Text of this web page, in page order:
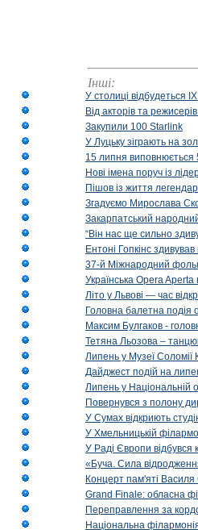
Інші:
У столиці відбудеться
Від акторів та
Закупили 100 Starlink
У Луцьку зіграють на
15 липня виповнюється
Нові імена поруч із
Пішов із життя
Згадуємо Мирослава
Закарпатський
“Він нас ще сильно
Ентоні Гопкінс
37-й Міжнародний
Українська Opera
Літо у Львові — час
Головна балетна подія
Максим Булгаков -
Тетяна Льозова –
Липень у Музеї Соломії
Дайджест подій на
Липень у Національній
Повернувся з полону
У Сумах відкриють
У Хмельницькій
У Раді Європи відбувся
«Буча. Сила
Концерт пам'яті
Grand Finale: обласна
Переправлення за
Національна